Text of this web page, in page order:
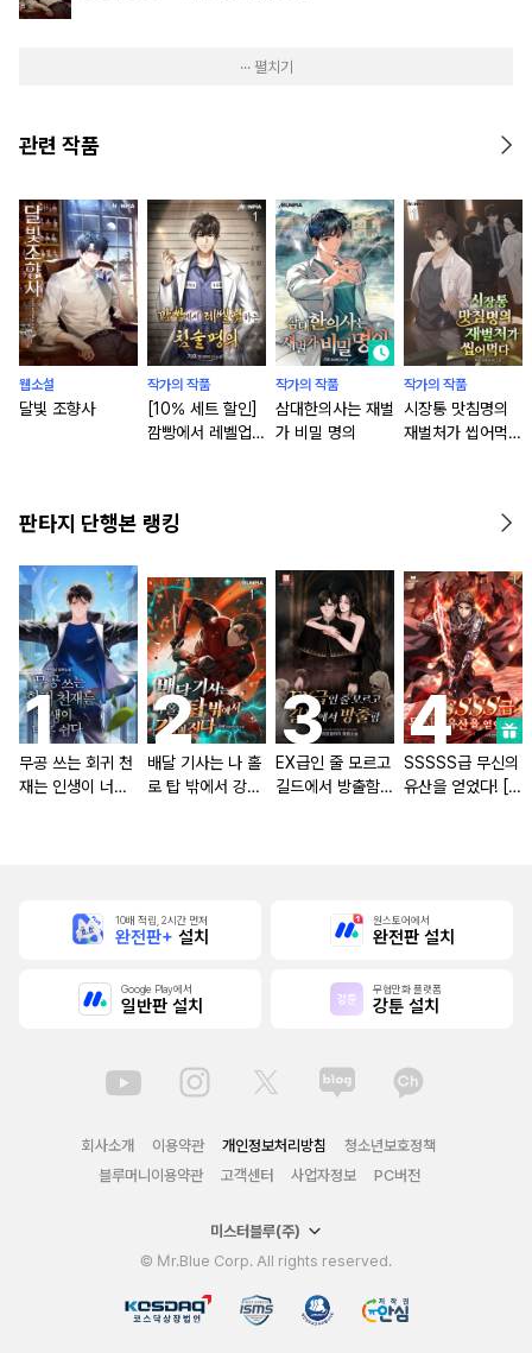
··· 펼치기
관련 작품
웹소설
달빛 조향사
작가의 작품
[10% 세트 할인]
깜빵에서 레벨업하
작가의 작품
삼대한의사는 재벌
가 비밀 명의
작가의 작품
시장통 맛침명의
재벌처가 씹어먹다
판타지 단행본 랭킹
무공 쓰는 회귀 천
재는 인생이 너무
배달 기사는 나 홀
로 탑 밖에서 강해
EX급인 줄 모르고
길드에서 방출함
SSSSS급 무신의
유산을 얻었다! [단
10배 적립, 2시간 먼저
완전판+ 설치
원스토어에서
완전판 설치
Google Play에서
일반판 설치
무협만화 플랫폼
강툰 설치
회사소개 이용약관 개인정보처리방침
청소년보호정책
블루머니이용약관
고객센터 사업자정보 PC버전
미스터블루(주)
© Mr.Blue Corp. All rights reserved.